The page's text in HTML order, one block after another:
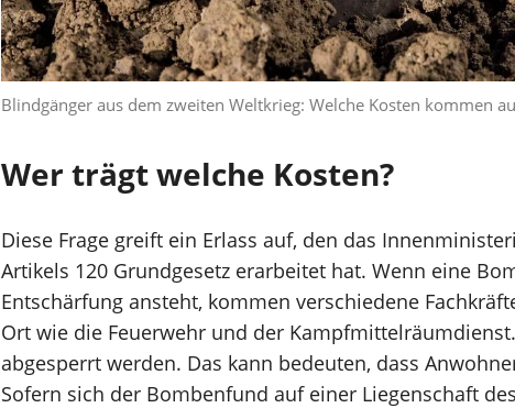
Blindgänger aus dem zweiten Weltkrieg: Welche Kosten kommen
Wer trägt welche Kosten?
Diese Frage greift ein Erlass auf, den das
Artikels 120 Grundgesetz erarbeitet hat. Wenn eine
Entschärfung ansteht, kommen verschiedene
Ort wie die Feuerwehr und der
abgesperrt werden. Das kann bedeuten, dass
Sofern sich der Bombenfund auf einer Liegenschaft